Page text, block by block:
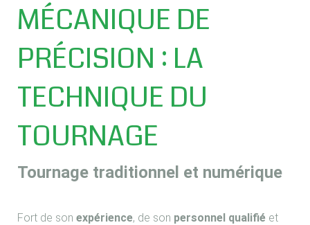
MÉCANIQUE DE
PRÉCISION : LA
TECHNIQUE DU
TOURNAGE
Tournage traditionnel et numérique
Fort de son expérience, de son personnel qualifié et